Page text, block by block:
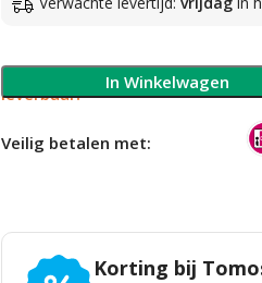
Slechts 1 op voorraad,
leverbaar!
In Winkelwagen
Veilig betalen met:
Korting bij